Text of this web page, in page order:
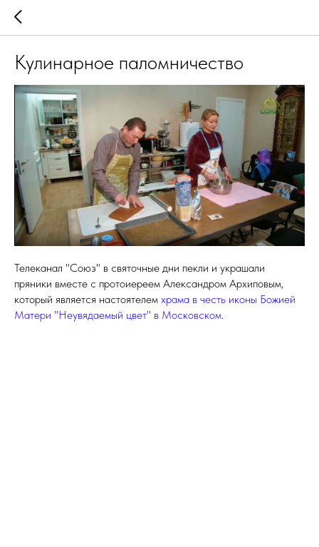
Кулинарное паломничество
Телеканал "Союз" в святочные дни пекли и украшали
пряники вместе с протоиереем Александром Архиповым,
который является настоятелем храма в честь иконы Божией
Матери "Неувядаемый цвет" в Московском.